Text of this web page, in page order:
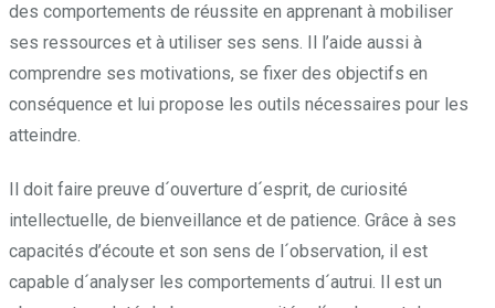
des comportements de réussite en apprenant à mobiliser
ses ressources et à utiliser ses sens. Il l’aide aussi à
comprendre ses motivations, se fixer des objectifs en
conséquence et lui propose les outils nécessaires pour les
atteindre.
Il doit faire preuve d´ouverture d´esprit, de curiosité
intellectuelle, de bienveillance et de patience. Grâce à ses
capacités d’écoute et son sens de l´observation, il est
capable d´analyser les comportements d´autrui. Il est un